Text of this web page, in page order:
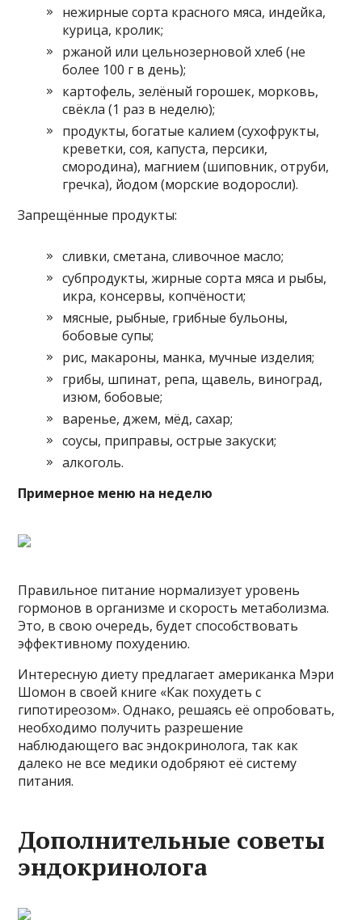
нежирные сорта красного мяса, индейка,
курица, кролик;
ржаной или цельнозерновой хлеб (не
более 100 г в день);
картофель, зелёный горошек, морковь,
свёкла (1 раз в неделю);
продукты, богатые калием (сухофрукты,
креветки, соя, капуста, персики,
смородина), магнием (шиповник, отруби,
гречка), йодом (морские водоросли).
Запрещённые продукты:
сливки, сметана, сливочное масло;
субпродукты, жирные сорта мяса и рыбы,
икра, консервы, копчёности;
мясные, рыбные, грибные бульоны,
бобовые супы;
рис, макароны, манка, мучные изделия;
грибы, шпинат, репа, щавель, виноград,
изюм, бобовые;
варенье, джем, мёд, сахар;
соусы, приправы, острые закуски;
алкоголь.
Примерное меню на неделю
Правильное питание нормализует уровень
гормонов в организме и скорость метаболизма.
Это, в свою очередь, будет способствовать
эффективному похудению.
Интересную диету предлагает американка Мэри
Шомон в своей книге «Как похудеть с
гипотиреозом». Однако, решаясь её опробовать,
необходимо получить разрешение
наблюдающего вас эндокринолога, так как
далеко не все медики одобряют её систему
питания.
Дополнительные советы
эндокринолога